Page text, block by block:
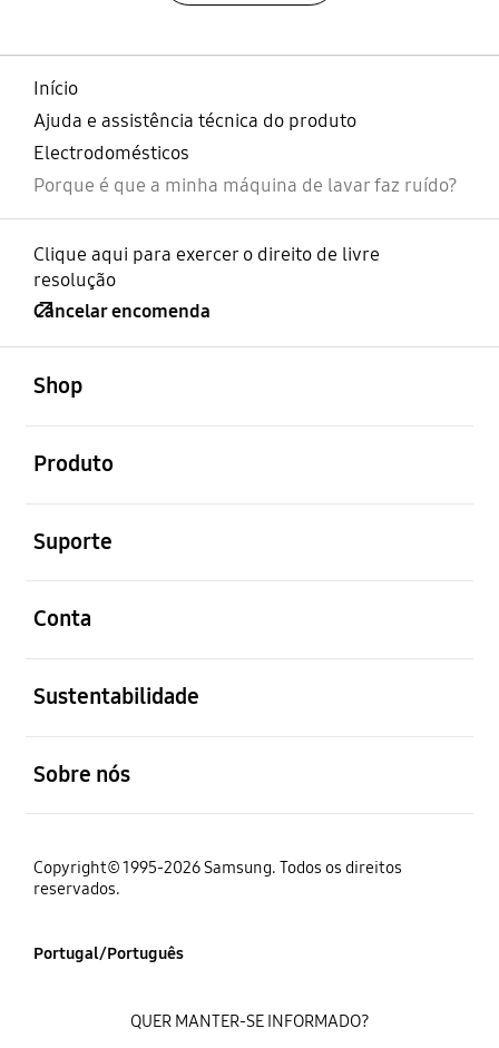
Início
Ajuda e assistência técnica do produto
Electrodomésticos
Porque é que a minha máquina de lavar faz ruído?
Clique aqui para exercer o direito de livre
resolução
Cancelar encomenda
Shop
Produto
Suporte
Conta
Sustentabilidade
Sobre nós
Copyright© 1995-2026 Samsung. Todos os direitos
reservados.
Portugal/Português
QUER MANTER-SE INFORMADO?